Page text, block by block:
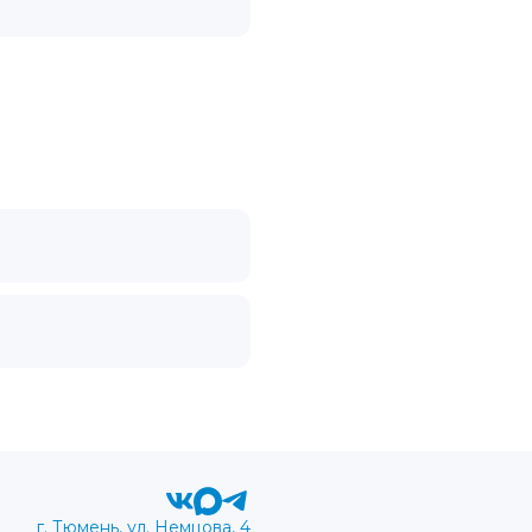
г. Тюмень, ул. Немцова, 4